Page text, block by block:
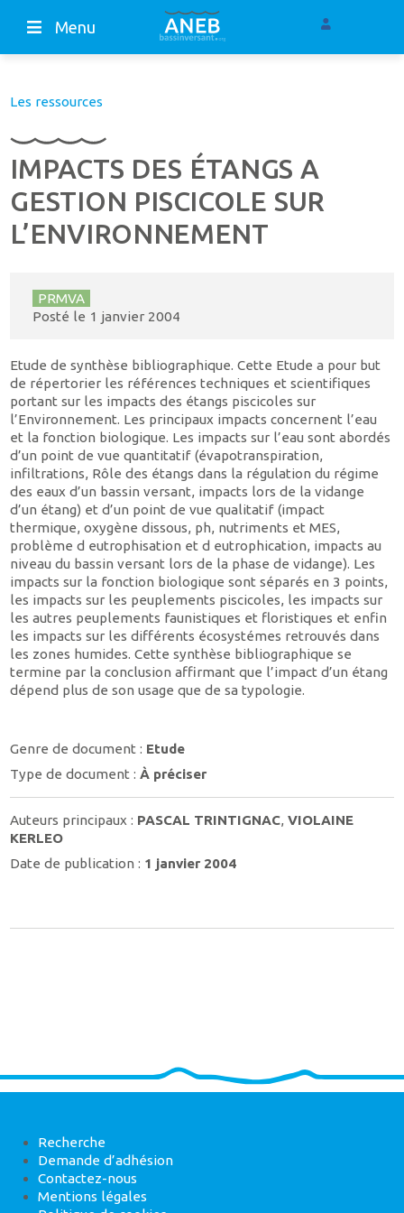
Menu
Les ressources
IMPACTS DES ÉTANGS A
GESTION PISCICOLE SUR
L’ENVIRONNEMENT
PRMVA
Posté le 1 janvier 2004
Etude de synthèse bibliographique. Cette Etude a pour but
de répertorier les références techniques et scientifiques
portant sur les impacts des étangs piscicoles sur
l’Environnement. Les principaux impacts concernent l’eau
et la fonction biologique. Les impacts sur l’eau sont abordés
d’un point de vue quantitatif (évapotranspiration,
infiltrations, Rôle des étangs dans la régulation du régime
des eaux d’un bassin versant, impacts lors de la vidange
d’un étang) et d’un point de vue qualitatif (impact
thermique, oxygène dissous, ph, nutriments et MES,
problème d eutrophisation et d eutrophication, impacts au
niveau du bassin versant lors de la phase de vidange). Les
impacts sur la fonction biologique sont séparés en 3 points,
les impacts sur les peuplements piscicoles, les impacts sur
les autres peuplements faunistiques et floristiques et enfin
les impacts sur les différents écosystémes retrouvés dans
les zones humides. Cette synthèse bibliographique se
termine par la conclusion affirmant que l’impact d’un étang
dépend plus de son usage que de sa typologie.
Genre de document : Etude
Type de document :À préciser
Auteurs principaux : PASCAL TRINTIGNAC,VIOLAINE
KERLEO
Date de publication : 1 janvier 2004
Recherche
Demande d’adhésion
Contactez-nous
Mentions légales